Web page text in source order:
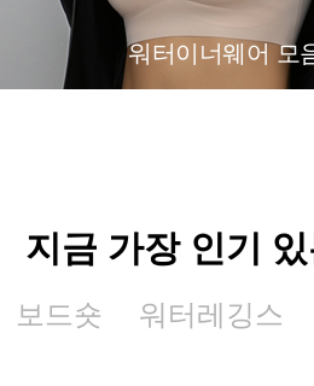
워터이너웨어 모
지금 가장 인기
보드숏 워터레깅스